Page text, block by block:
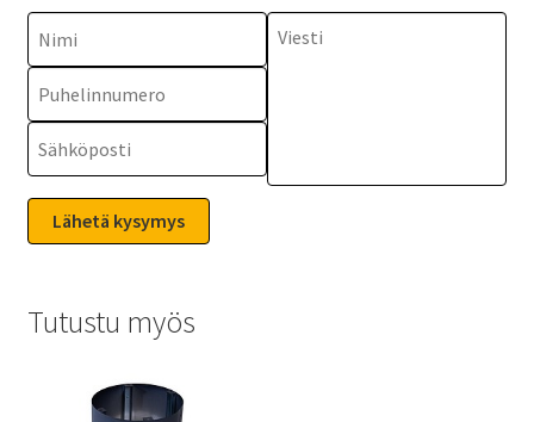
Tutustu myös